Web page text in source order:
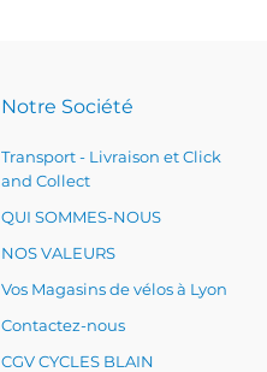
Notre Société
Transport - Livraison et Click
and Collect
QUI SOMMES-NOUS
NOS VALEURS
Vos Magasins de vélos à Lyon
Contactez-nous
CGV CYCLES BLAIN